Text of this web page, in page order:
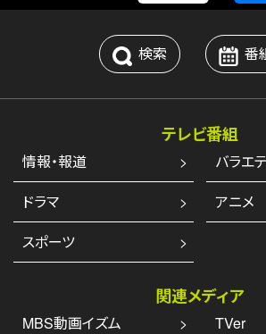
2023.7.14 update!
第7話に有名画家・蛯原匠役で猪
決定！キャストコメントを公開し
検索 番
テレビ番組
情報・報道
バラエ
ドラマ
アニメ
スポーツ
関連メディア
MBS動画イズム TVer